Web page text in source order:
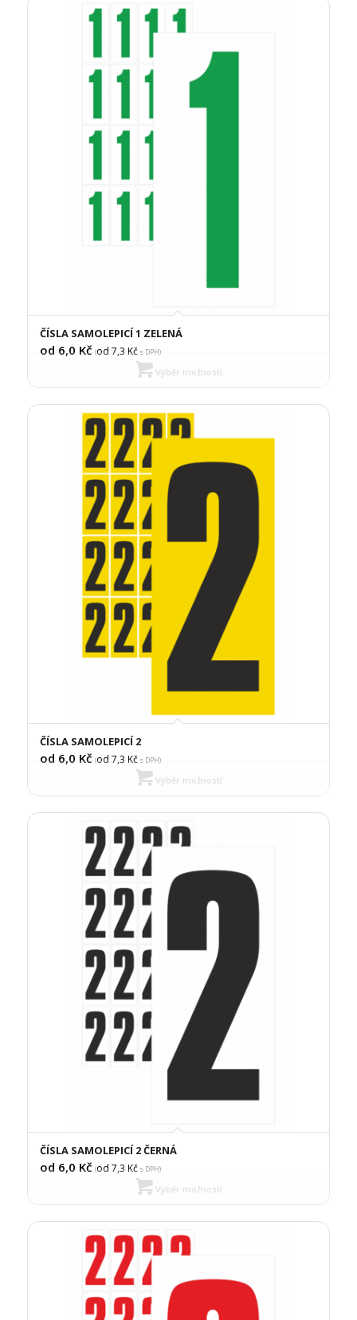
ČÍSLA SAMOLEPICÍ 1 ZELENÁ
od 6,0 Kč (od 7,3 Kčs DPH)
Výběr možností
ČÍSLA SAMOLEPICÍ 2
od 6,0 Kč (od 7,3 Kčs DPH)
Výběr možností
ČÍSLA SAMOLEPICÍ 2 ČERNÁ
od 6,0 Kč (od 7,3 Kčs DPH)
Výběr možností